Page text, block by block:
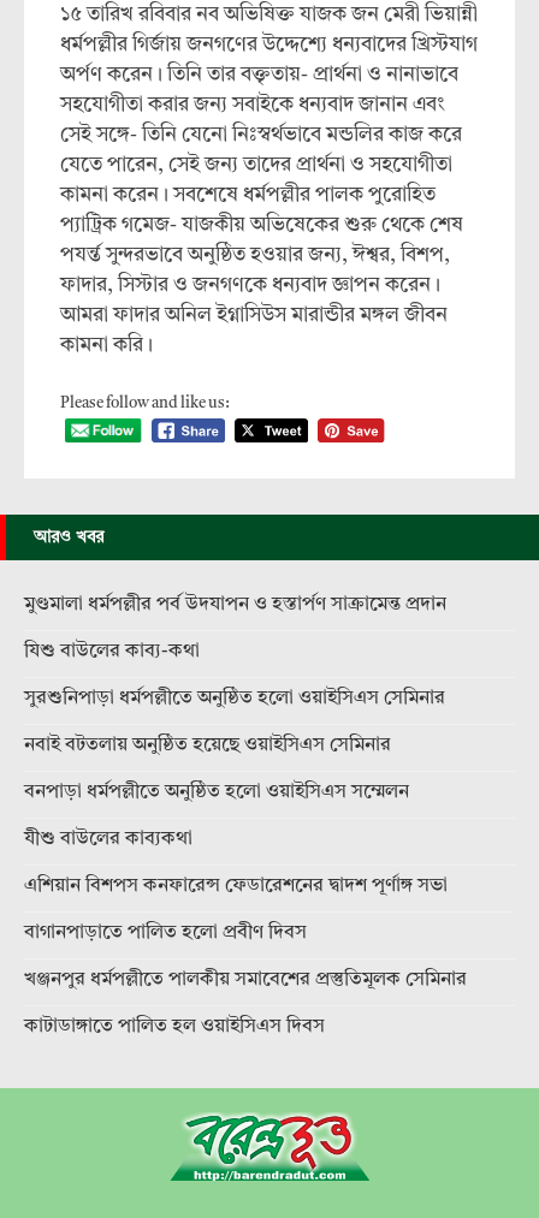
১৫ তারিখ রবিবার নব অভিষিক্ত যাজক জন মেরী ভিয়ান্নী
ধর্মপল্লীর গির্জায় জনগণের উদ্দেশ্যে ধন্যবাদের খ্রিস্টযাগ
অর্পণ করেন। তিনি তার বক্তৃতায়- প্রার্থনা ও নানাভাবে
সহযোগীতা করার জন্য সবাইকে ধন্যবাদ জানান এবং
সেই সঙ্গে- তিনি যেনো নিঃস্বর্থভাবে মন্ডলির কাজ করে
যেতে পারেন, সেই জন্য তাদের প্রার্থনা ও সহযোগীতা
কামনা করেন। সবশেষে ধর্মপল্লীর পালক পুরোহিত
প্যাট্রিক গমেজ- যাজকীয় অভিষেকের শুরু থেকে শেষ
পযর্ন্ত সুন্দরভাবে অনুষ্ঠিত হওয়ার জন্য, ঈশ্বর, বিশপ,
ফাদার, সিস্টার ও জনগণকে ধন্যবাদ জ্ঞাপন করেন।
আমরা ফাদার অনিল ইগ্নাসিউস মারান্ডীর মঙ্গল জীবন
কামনা করি।
Please follow and like us:
আরও খবর
মুণ্ডমালা ধর্মপল্লীর পর্ব উদযাপন ও হস্তার্পণ সাক্রামেন্ত প্রদান
যিশু বাউলের কাব্য-কথা
সুরশুনিপাড়া ধর্মপল্লীতে অনুষ্ঠিত হলো ওয়াইসিএস সেমিনার
নবাই বটতলায় অনুষ্ঠিত হয়েছে ওয়াইসিএস সেমিনার
বনপাড়া ধর্মপল্লীতে অনুষ্ঠিত হলো ওয়াইসিএস সম্মেলন
যীশু বাউলের কাব্যকথা
এশিয়ান বিশপস কনফারেন্স ফেডারেশনের দ্বাদশ পূর্ণাঙ্গ সভা
বাগানপাড়াতে পালিত হলো প্রবীণ দিবস
খঞ্জনপুর ধর্মপল্লীতে পালকীয় সমাবেশের প্রস্তুতিমূলক সেমিনার
কাটাডাঙ্গাতে পালিত হল ওয়াইসিএস দিবস